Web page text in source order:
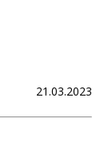
21.03.2023